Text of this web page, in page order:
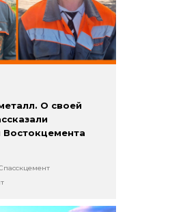
О своей